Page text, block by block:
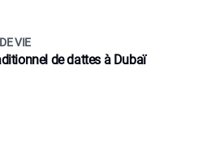
VIE
de dattes à Dubaï